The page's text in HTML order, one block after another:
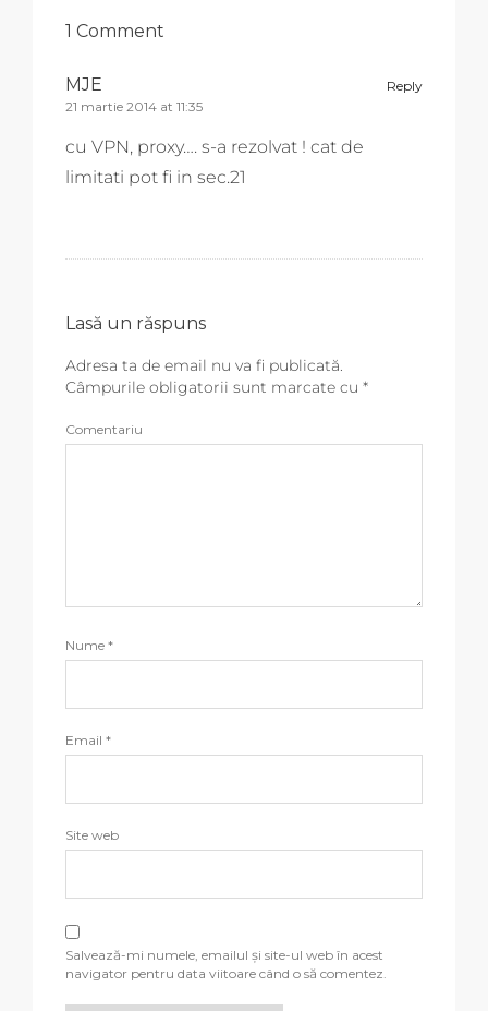
1 Comment
Reply
MJE
21 martie 2014 at 11:35
cu VPN, proxy…. s-a rezolvat ! cat de
limitati pot fi in sec.21
Lasă un răspuns
Adresa ta de email nu va fi publicată.
Câmpurile obligatorii sunt marcate cu *
Comentariu
Nume *
Email *
Site web
Salvează-mi numele, emailul și site-ul web în acest
navigator pentru data viitoare când o să comentez.